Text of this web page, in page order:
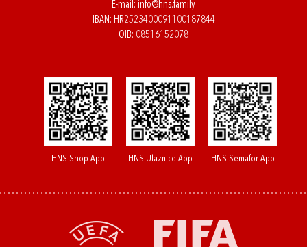
E-mail: info@hns.family
IBAN: HR2523400091100187844
OIB: 08516152078
HNS Shop App HNS Ulaznice App HNS Semafor App